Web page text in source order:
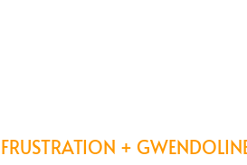
FRUSTRATION +